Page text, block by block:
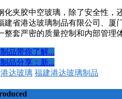
化夹胶中空玻璃，除了安全性
建省港达玻璃制品有限公司、
套严密的质量控制和内部管理
品带你了解...
品分享：新...
港达玻璃 福建港达玻璃制品